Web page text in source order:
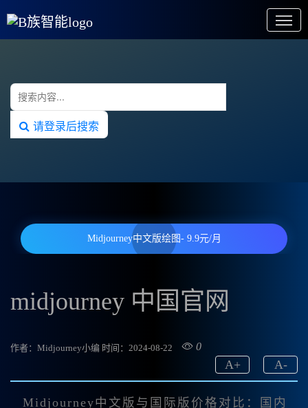
请登录后搜索
Midjourney中文版绘图- 9.9元/月
midjourney 中国官网
作者：Midjourney小编 时间：2024-08-22 0
A-
A+
Midjourney中文版与国际版价格对比：国内